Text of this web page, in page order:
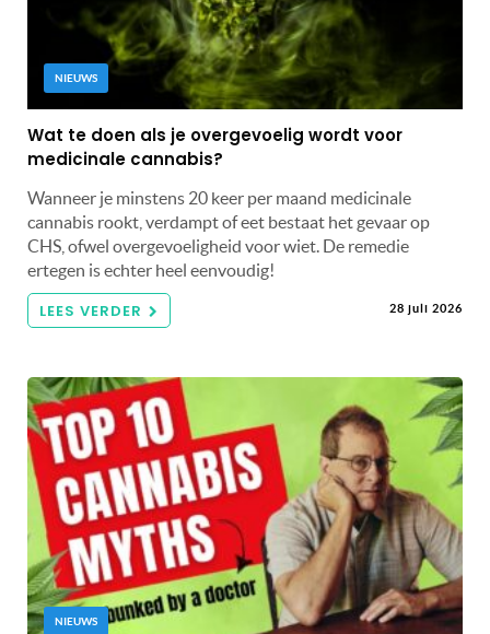
NIEUWS
Wat te doen als je overgevoelig wordt voor
medicinale cannabis?
Wanneer je minstens 20 keer per maand medicinale
cannabis rookt, verdampt of eet bestaat het gevaar op
CHS, ofwel overgevoeligheid voor wiet. De remedie
ertegen is echter heel eenvoudig!
LEES VERDER 28 juli 2026
NIEUWS